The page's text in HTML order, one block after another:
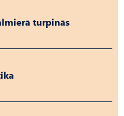
turpinās